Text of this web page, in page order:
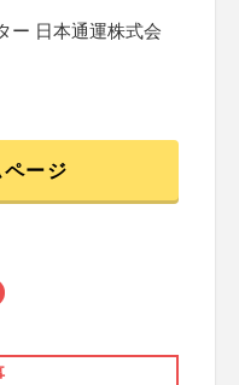
ー 日本通運株式会
ージ